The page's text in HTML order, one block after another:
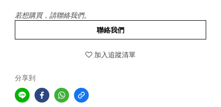
若想購買，請聯絡我們。
聯絡我們
加入追蹤清單
分享到